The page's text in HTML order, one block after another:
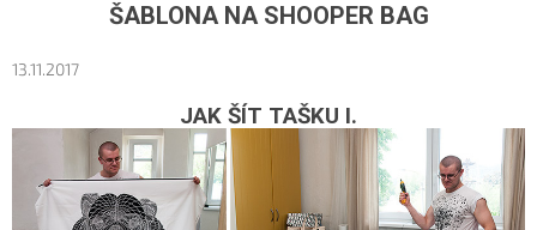
ŠABLONA NA SHOOPER BAG
13.11.2017
JAK ŠÍT TAŠKU I.